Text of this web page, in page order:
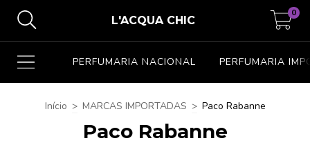
L'ACQUA CHIC
0
PERFUMARIA NACIONAL PERFUMARIA
Início > MARCAS IMPORTADAS > Paco Rabanne
Paco Rabanne